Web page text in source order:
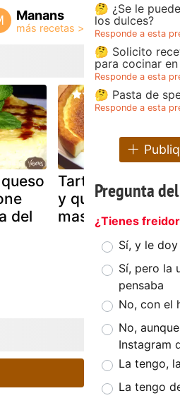
Manans
del
Tarta de vainilla
y queso
mascarpone
🤔 ¿Se le
los dulces?
Responde a esta
🤔 Solicito
para cocinar
Responde a esta
🤔 Pasta de
Responde a esta
Pregunta
¿Tienes
Sí, y le
Sí, pero la
pensaba
No, con el
No,
Instagram
La tengo,
La tengo